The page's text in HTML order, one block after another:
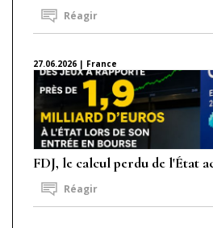
Réagir
27.06.2026 | France
FDJ, le calcul perdu de l'État
Réagir